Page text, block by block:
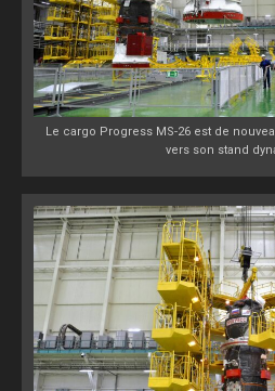
Le cargo Progress MS-26 est de
vers son stand